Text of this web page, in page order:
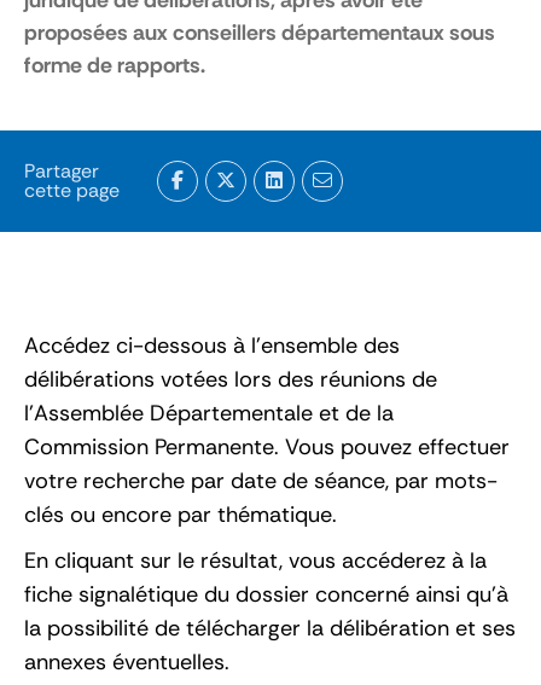
proposées aux conseillers départementaux sous
forme de rapports.
Partager
cette page
Accédez ci-dessous à l’ensemble des
délibérations votées lors des réunions de
l’Assemblée Départementale et de la
Commission Permanente. Vous pouvez effectuer
votre recherche par date de séance, par mots-
clés ou encore par thématique.
En cliquant sur le résultat, vous accéderez à la
fiche signalétique du dossier concerné ainsi qu'à
la possibilité de télécharger la délibération et ses
annexes éventuelles.